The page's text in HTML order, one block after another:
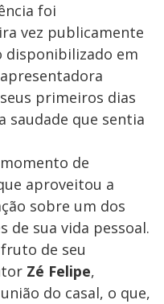
foi
vez publicamente
em
primeiros dias
saudade que sentia
de
aproveitou a
sobre um dos
de sua vida pessoal.
de seu
Zé Felipe,
do casal, o que,